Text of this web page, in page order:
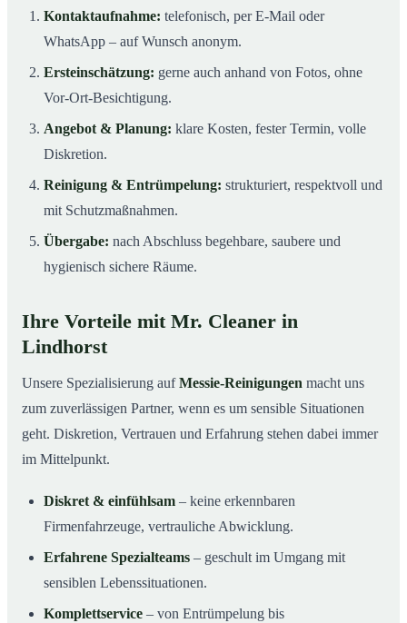
Kontaktaufnahme: telefonisch, per E-Mail oder
WhatsApp – auf Wunsch anonym.
Ersteinschätzung: gerne auch anhand von Fotos, ohne
Vor-Ort-Besichtigung.
Angebot & Planung: klare Kosten, fester Termin, volle
Diskretion.
Reinigung & Entrümpelung: strukturiert, respektvoll und
mit Schutzmaßnahmen.
Übergabe: nach Abschluss begehbare, saubere und
hygienisch sichere Räume.
Ihre Vorteile mit Mr. Cleaner in
Lindhorst
Unsere Spezialisierung aufMessie-Reinigungen macht uns
zum zuverlässigen Partner, wenn es um sensible Situationen
geht. Diskretion, Vertrauen und Erfahrung stehen dabei immer
im Mittelpunkt.
Diskret & einfühlsam – keine erkennbaren
Firmenfahrzeuge, vertrauliche Abwicklung.
Erfahrene Spezialteams – geschult im Umgang mit
sensiblen Lebenssituationen.
Komplettservice – von Entrümpelung bis